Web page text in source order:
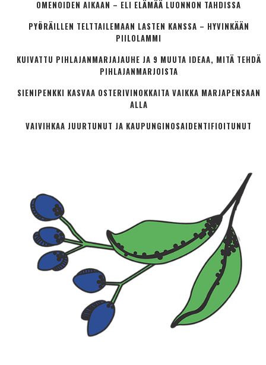
OMENOIDEN AIKAAN – ELI ELÄMÄÄ LUONNON TAHDISSA
PYÖRÄILLEN TELTTAILEMAAN LASTEN KANSSA – HYVINKÄÄN
PIILOLAMMI
KUIVATTU PIHLAJANMARJAJAUHE JA 9 MUUTA IDEAA, MITÄ TEHDÄ
PIHLAJANMARJOISTA
SIENIPENKKI KASVAA OSTERIVINOKKAITA VAIKKA MARJAPENSAAN
ALLA
VAIVIHKAA JUURTUNUT JA KAUPUNGINOSA­IDENTIFIOITUNUT